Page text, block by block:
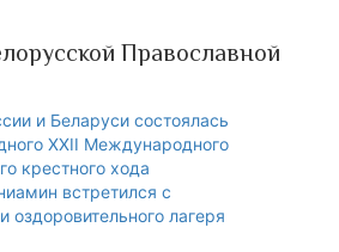
Православной
и Беларуси состоялась
XXII Международного
крестного хода
встретился с
оздоровительного лагеря